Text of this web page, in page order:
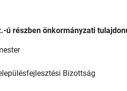
részben önkormányzati
Bizottság